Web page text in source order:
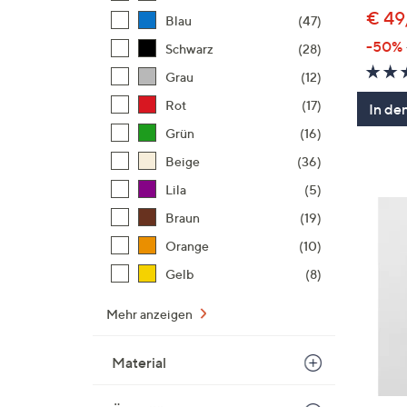
Blau
(47)
Schwarz
(28)
Grau
(12)
Rot
(17)
Grün
(16)
Beige
(36)
Lila
(5)
Braun
(19)
Orange
(10)
Gelb
(8)
Mehr anzeigen
Material
€
-50%
In